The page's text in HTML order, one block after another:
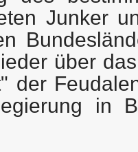
Junker
über
der
in